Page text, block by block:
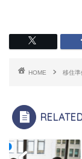
HOME 移住準